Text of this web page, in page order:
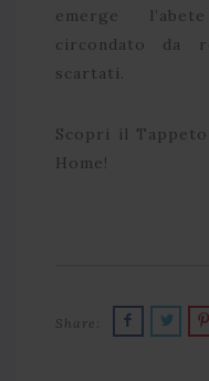
emerge
circondato da
scartati.
Scopri il
Home!
Share: